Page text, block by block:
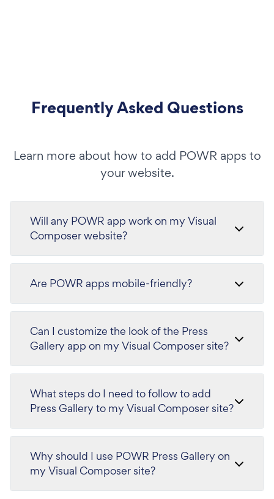
Frequently Asked Questions
Learn more about how to add POWR apps to
your website.
Will any POWR app work on my Visual
Composer website?
Are POWR apps mobile-friendly?
Can I customize the look of the Press
Gallery app on my Visual Composer site?
What steps do I need to follow to add
Press Gallery to my Visual Composer site?
Why should I use POWR Press Gallery on
my Visual Composer site?